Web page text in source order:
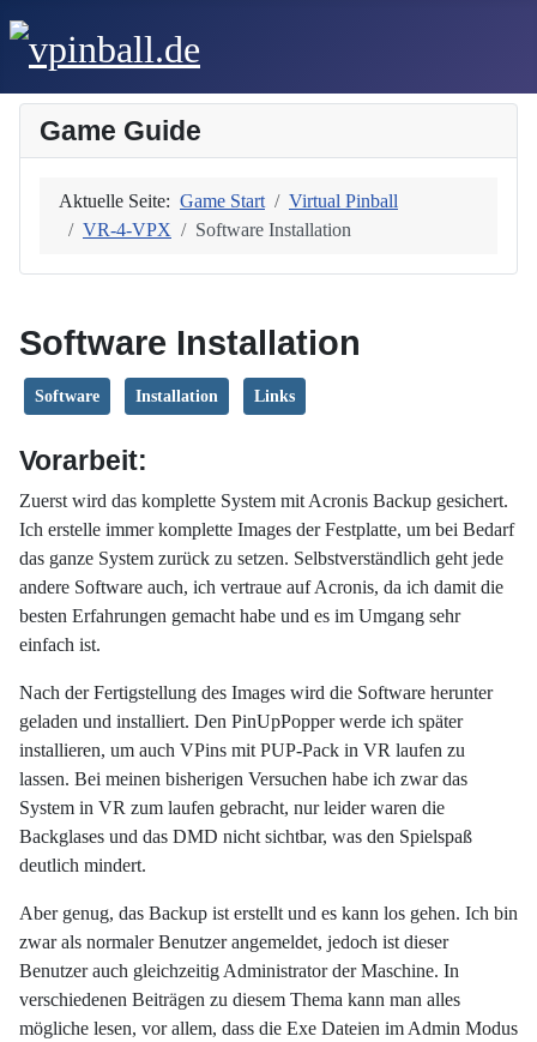
Game Guide
Aktuelle Seite: Game Start
Virtual Pinball
VR-4-VPX
Software Installation
Software Installation
Software Installation Links
Vorarbeit:
Zuerst wird das komplette System mit Acronis Backup gesichert.
Ich erstelle immer komplette Images der Festplatte, um bei Bedarf
das ganze System zurück zu setzen. Selbstverständlich geht jede
andere Software auch, ich vertraue auf Acronis, da ich damit die
besten Erfahrungen gemacht habe und es im Umgang sehr
einfach ist.
Nach der Fertigstellung des Images wird die Software herunter
geladen und installiert. Den PinUpPopper werde ich später
installieren, um auch VPins mit PUP-Pack in VR laufen zu
lassen. Bei meinen bisherigen Versuchen habe ich zwar das
System in VR zum laufen gebracht, nur leider waren die
Backglases und das DMD nicht sichtbar, was den Spielspaß
deutlich mindert.
Aber genug, das Backup ist erstellt und es kann los gehen. Ich bin
zwar als normaler Benutzer angemeldet, jedoch ist dieser
Benutzer auch gleichzeitig Administrator der Maschine. In
verschiedenen Beiträgen zu diesem Thema kann man alles
mögliche lesen, vor allem, dass die Exe Dateien im Admin Modus